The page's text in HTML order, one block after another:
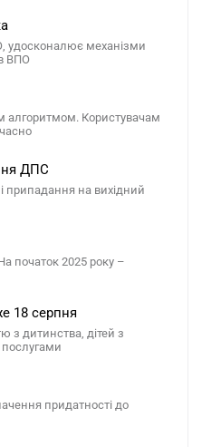
удосконалює механізми
ВПО
алгоритмом. Користувачам
ДПС
припадання на вихідний
початок 2025 року –
18 серпня
з дитинства, дітей з
послугами
придатності до